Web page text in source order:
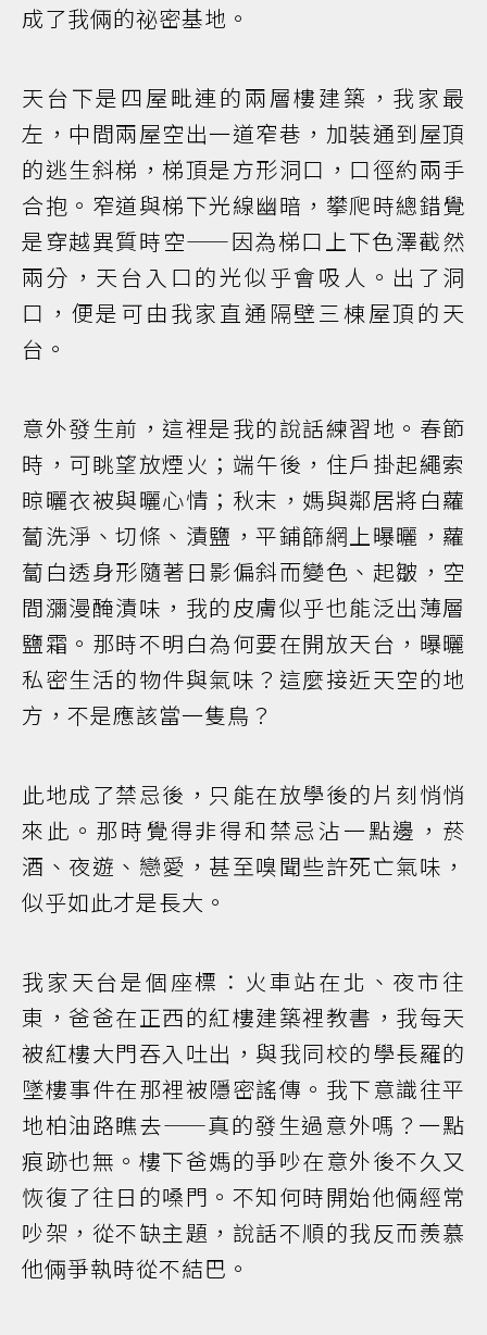
成了我倆的祕密基地。
天台下是四屋毗連的兩層樓建築，我家最
左，中間兩屋空出一道窄巷，加裝通到屋頂
的逃生斜梯，梯頂是方形洞口，口徑約兩手
合抱。窄道與梯下光線幽暗，攀爬時總錯覺
是穿越異質時空——因為梯口上下色澤截然
兩分，天台入口的光似乎會吸人。出了洞
口，便是可由我家直通隔壁三棟屋頂的天
台。
意外發生前，這裡是我的說話練習地。春節
時，可眺望放煙火；端午後，住戶掛起繩索
晾曬衣被與曬心情；秋末，媽與鄰居將白蘿
蔔洗淨、切條、漬鹽，平鋪篩網上曝曬，蘿
蔔白透身形隨著日影偏斜而變色、起皺，空
間瀰漫醃漬味，我的皮膚似乎也能泛出薄層
鹽霜。那時不明白為何要在開放天台，曝曬
私密生活的物件與氣味？這麼接近天空的地
方，不是應該當一隻鳥？
此地成了禁忌後，只能在放學後的片刻悄悄
來此。那時覺得非得和禁忌沾一點邊，菸
酒、夜遊、戀愛，甚至嗅聞些許死亡氣味，
似乎如此才是長大。
我家天台是個座標：火車站在北、夜市往
東，爸爸在正西的紅樓建築裡教書，我每天
被紅樓大門吞入吐出，與我同校的學長羅的
墜樓事件在那裡被隱密謠傳。我下意識往平
地柏油路瞧去——真的發生過意外嗎？一點
痕跡也無。樓下爸媽的爭吵在意外後不久又
恢復了往日的嗓門。不知何時開始他倆經常
吵架，從不缺主題，說話不順的我反而羨慕
他倆爭執時從不結巴。